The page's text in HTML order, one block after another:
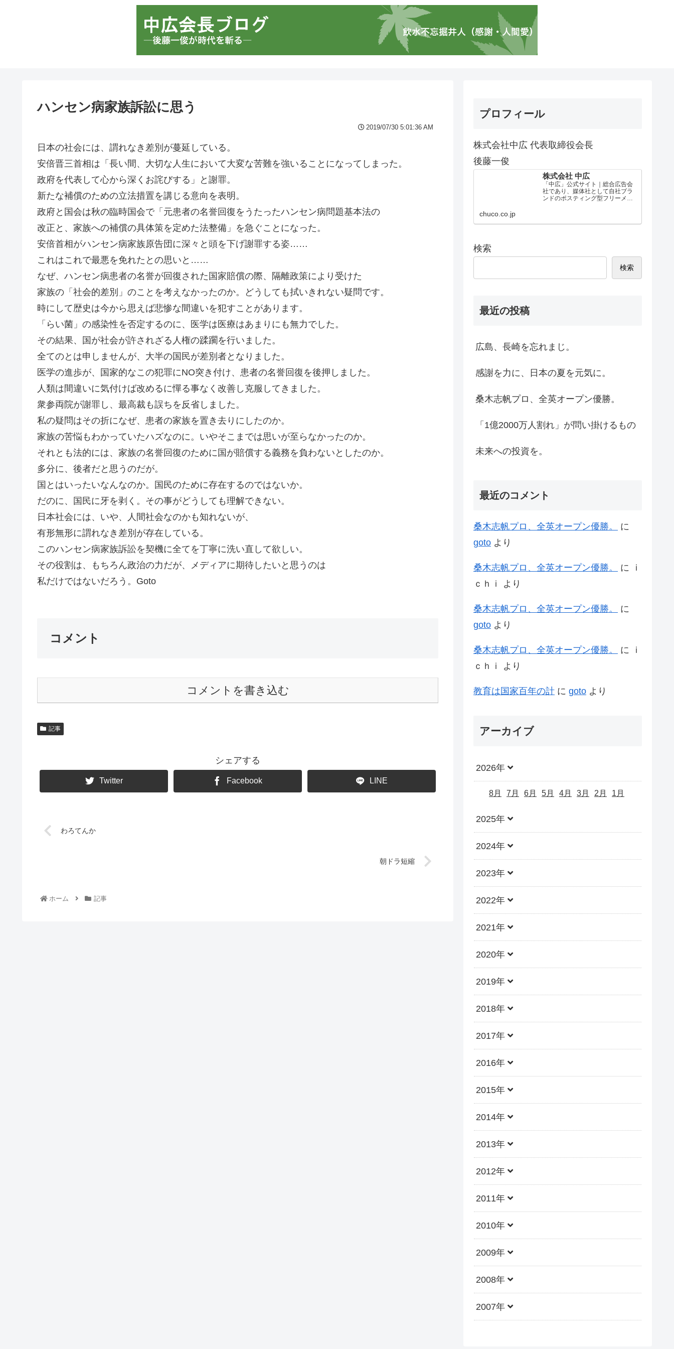
ハンセン病家族訴訟に思う
2019/07/30 5:01:36 AM
日本の社会には、謂れなき差別が蔓延している。
安倍晋三首相は「長い間、大切な人生において大変な苦難を強いることになってしまった。
政府を代表して心から深くお詫びする」と謝罪。
新たな補償のための立法措置を講じる意向を表明。
政府と国会は秋の臨時国会で「元患者の名誉回復をうたったハンセン病問題基本法の
改正と、家族への補償の具体策を定めた法整備」を急ぐことになった。
安倍首相がハンセン病家族原告団に深々と頭を下げ謝罪する姿……
これはこれで最悪を免れたとの思いと……
なぜ、ハンセン病患者の名誉が回復された国家賠償の際、隔離政策により受けた
家族の「社会的差別」のことを考えなかったのか。どうしても拭いきれない疑問です。
時にして歴史は今から思えば悲惨な間違いを犯すことがあります。
「らい菌」の感染性を否定するのに、医学は医療はあまりにも無力でした。
その結果、国が社会が許されざる人権の蹂躙を行いました。
全てのとは申しませんが、大半の国民が差別者となりました。
医学の進歩が、国家的なこの犯罪にNO突き付け、患者の名誉回復を後押しました。
人類は間違いに気付けば改めるに憚る事なく改善し克服してきました。
衆参両院が謝罪し、最高裁も誤ちを反省しました。
私の疑問はその折になぜ、患者の家族を置き去りにしたのか。
家族の苦悩もわかっていたハズなのに。いやそこまでは思いが至らなかったのか。
それとも法的には、家族の名誉回復のために国が賠償する義務を負わないとしたのか。
多分に、後者だと思うのだが。
国とはいったいなんなのか。国民のために存在するのではないか。
だのに、国民に牙を剥く。その事がどうしても理解できない。
日本社会には、いや、人間社会なのかも知れないが、
有形無形に謂れなき差別が存在している。
このハンセン病家族訴訟を契機に全てを丁寧に洗い直して欲しい。
その役割は、もちろん政治の力だが、メディアに期待したいと思うのは
私だけではないだろう。Goto
コメント
コメントを書き込む
記事
シェアする
Twitter Facebook LINE
わろてんか
朝ドラ短縮
ホーム 記事
プロフィール
株式会社中広 代表取締役会長
後藤一俊
株式会社 中広
「中広」公式サイト｜総合広告会
社であり、媒体社として自社ブラ
ンドのポスティング型フリーメデ
chuco.co.jp
検索
検索
最近の投稿
広島、長崎を忘れまじ。
感謝を力に、日本の夏を元気に。
桑木志帆プロ、全英オープン優勝。
「1億2000万人割れ」が問い掛けるもの
未来への投資を。
最近のコメント
桑木志帆プロ、全英オープン優勝。
に
goto より
桑木志帆プロ、全英オープン優勝。 に
ｉ
ｃｈｉ
より
桑木志帆プロ、全英オープン優勝。
に
goto より
桑木志帆プロ、全英オープン優勝。 に
ｉ
ｃｈｉ
より
教育は国家百年の計 に goto より
アーカイブ
2026年
8月 7月 6月 5月 4月 3月 2月 1月
2025年
2024年
2023年
2022年
2021年
2020年
2019年
2018年
2017年
2016年
2015年
2014年
2013年
2012年
2011年
2010年
2009年
2008年
2007年